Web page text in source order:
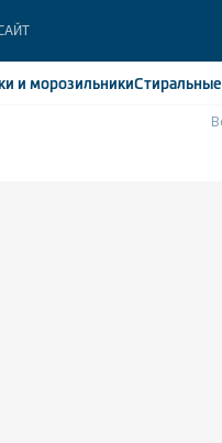
и морозильникиСтиральные